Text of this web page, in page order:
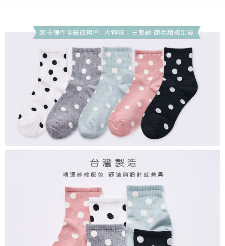
全家取貨付款
付款後全家取貨
每筆NT$80，滿NT$859(含以上)免運費
7-11取貨付款
每筆NT$80，滿NT$899(含以上)免運費
付款後7-11取貨
每筆NT$80，滿NT$859(含以上)免運費
每筆NT$85，滿NT$859(含以上)免運費